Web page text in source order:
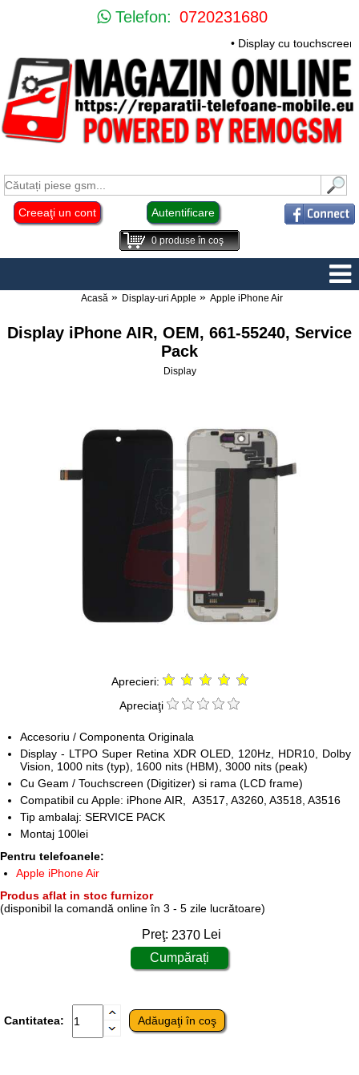
Telefon: 0720231680
• Display cu
Creeaţi un cont Autentificare
0produse în coş
Acasă Display-uri Apple Apple iPhone Air
Display iPhone AIR, OEM, 661-55240, Service
Pack
Display
Aprecieri:
Apreciaţi
Accesoriu / Componenta Originala
Display - LTPO Super Retina XDR OLED, 120Hz, HDR10, Dolby
Vision, 1000 nits (typ), 1600 nits (HBM), 3000 nits (peak)
Cu Geam / Touchscreen (Digitizer) si rama (LCD frame)
Compatibil cu Apple: iPhone AIR, A3517, A3260, A3518, A3516
Tip ambalaj: SERVICE PACK
Montaj 100lei
Pentru telefoanele:
Apple iPhone Air
Produs aflat in stoc furnizor
(disponibil la comandă online în 3 - 5 zile lucrătoare)
Preţ: 2370 Lei
Cantitatea: